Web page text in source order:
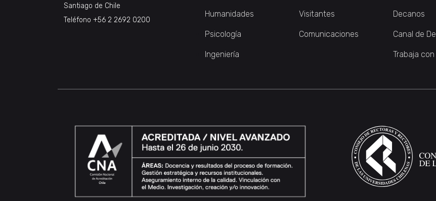
Santiago de Chile
Teléfono +56 2 2692 0200
Humanidades
Psicología
Ingeniería
Visitantes
Comunicaciones
Decanos
Canal de
Trabaja